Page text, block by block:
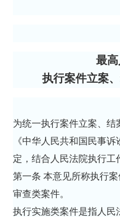
最
执行案件立案
为统一执行案件立案、
《中华人民共和国民事
定，结合人民法院执行工
第一条 本意见所称执行
审查类案件。
执行实施类案件是指人